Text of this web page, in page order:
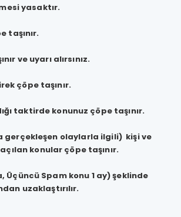
yasaktır.
taşınır.
ve uyarı alırsınız.
çöpe taşınır.
taktirde konunuz çöpe taşınır.
gerçekleşen olaylarla ilgili) kişi ve
konular çöpe taşınır.
Spam konu 1 ay) şeklinde
uzaklaştırılır.